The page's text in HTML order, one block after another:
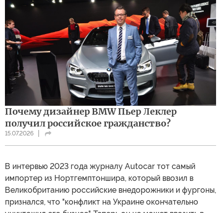
Почему дизайнер BMW Пьер Леклер
получил российское гражданство?
15.07.2026
В интервью 2023 года журналу Autocar тот самый
импортер из Нортгемптоншира, который ввозил в
Великобританию российские внедорожники и фургоны,
признался, что "конфликт на Украине окончательно